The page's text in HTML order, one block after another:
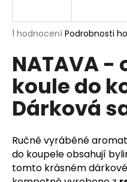
Průměrné
produktu
je
5,0
5
hvězdiček.
1 hodnocení Podrobnosti
NATAVA -
koule do
Dárková
Ručně vyráběné
do koupele obsahují
tomto krásném
j
t
?